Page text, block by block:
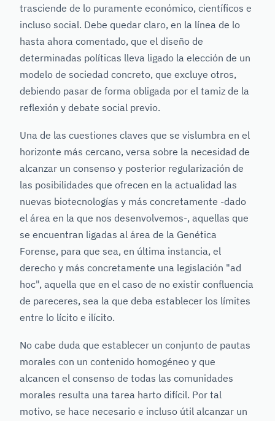
trasciende de lo puramente económico, científicos e
incluso social. Debe quedar claro, en la línea de lo
hasta ahora comentado, que el diseño de
determinadas políticas lleva ligado la elección de un
modelo de sociedad concreto, que excluye otros,
debiendo pasar de forma obligada por el tamiz de la
reflexión y debate social previo.
Una de las cuestiones claves que se vislumbra en el
horizonte más cercano, versa sobre la necesidad de
alcanzar un consenso y posterior regularización de
las posibilidades que ofrecen en la actualidad las
nuevas biotecnologías y más concretamente -dado
el área en la que nos desenvolvemos-, aquellas que
se encuentran ligadas al área de la Genética
Forense, para que sea, en última instancia, el
derecho y más concretamente una legislación "ad
hoc", aquella que en el caso de no existir confluencia
de pareceres, sea la que deba establecer los límites
entre lo lícito e ilícito.
No cabe duda que establecer un conjunto de pautas
morales con un contenido homogéneo y que
alcancen el consenso de todas las comunidades
morales resulta una tarea harto difícil. Por tal
motivo, se hace necesario e incluso útil alcanzar un